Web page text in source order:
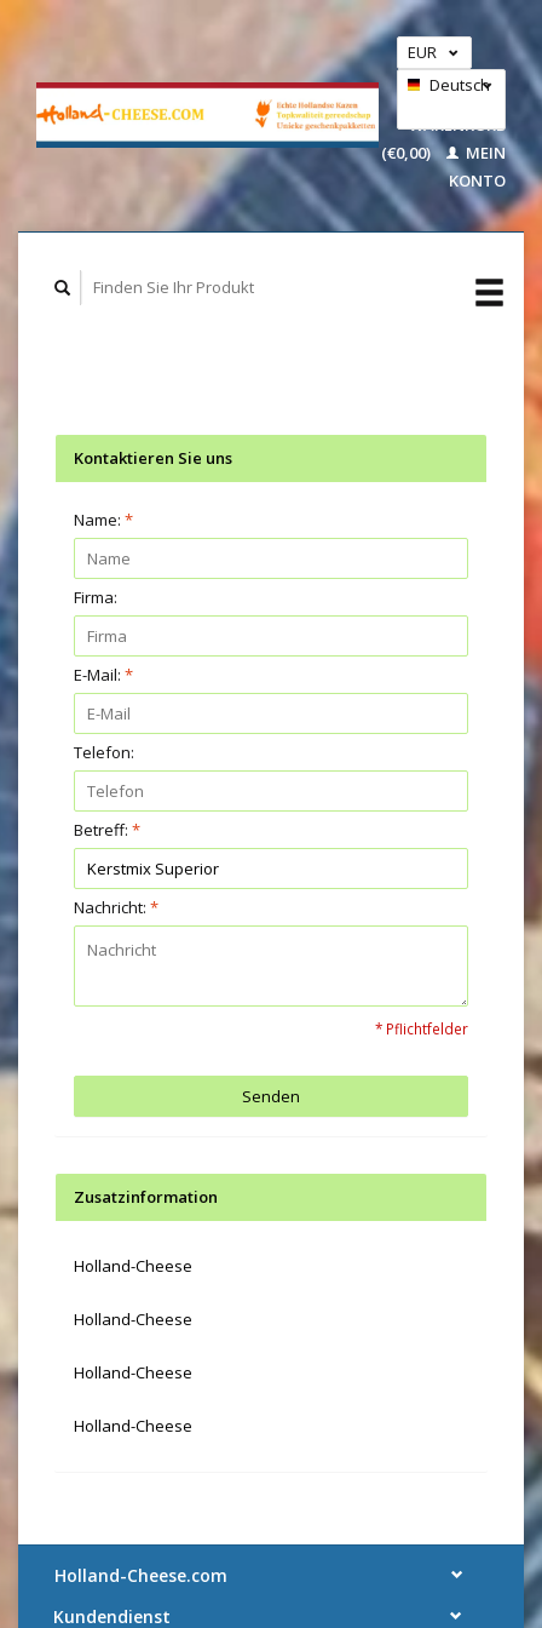
EUR
GBPDeutsch
Nederlands
IHR
WARENKORB
(€0,00)
MEIN
KONTO
Kontaktieren Sie uns
Name: *
Firma:
E-Mail: *
Telefon:
Betreff: *
Nachricht: *
* Pflichtfelder
Senden
Zusatzinformation
Holland-Cheese
Holland-Cheese
Holland-Cheese
Holland-Cheese
Holland-Cheese.com
Kundendienst